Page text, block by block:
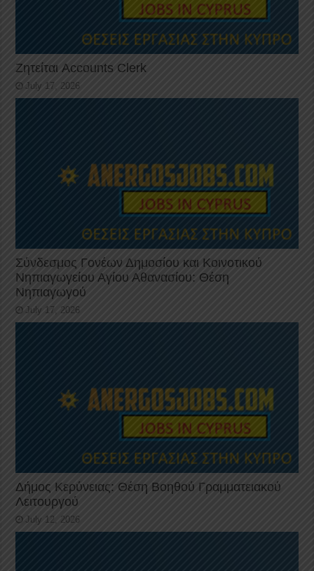
Ζητείται Accounts Clerk
July 17, 2026
Σύνδεσμος Γονέων Δημοσίου και Κοινοτικού
Νηπιαγωγείου Αγίου Αθανασίου: Θέση
Νηπιαγωγού
July 17, 2026
Δήμος Κερύνειας: Θέση Βοηθού Γραμματειακού
Λειτουργού
July 12, 2026